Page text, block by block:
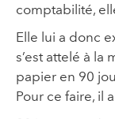
comptabilité,
Elle lui a donc
s’est attelé à la
papier en 90
Pour ce faire, il